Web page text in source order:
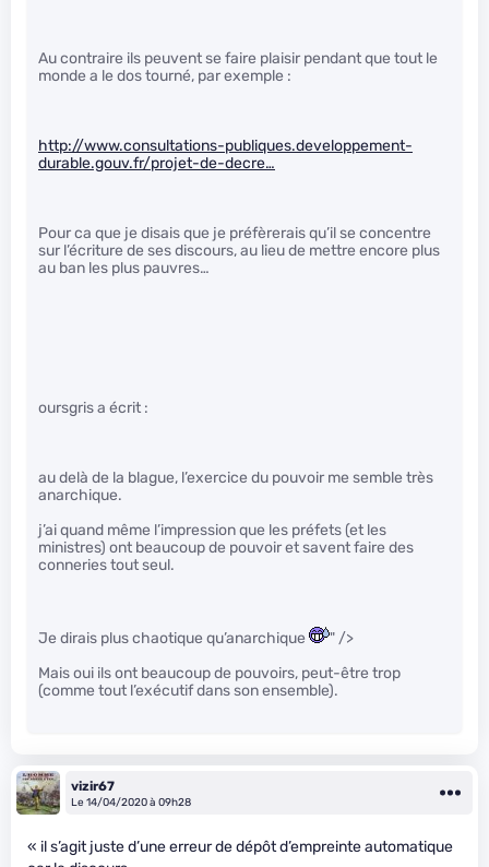
Au contraire ils peuvent se faire plaisir pendant que tout le
monde a le dos tourné, par exemple :
http://www.consultations-publiques.developpement-
durable.gouv.fr/projet-de-decre…
Pour ca que je disais que je préfèrerais qu’il se concentre
sur l’écriture de ses discours, au lieu de mettre encore plus
au ban les plus pauvres…
oursgris a écrit :
au delà de la blague, l’exercice du pouvoir me semble très
anarchique.
j’ai quand même l’impression que les préfets (et les
ministres) ont beaucoup de pouvoir et savent faire des
conneries tout seul.
Je dirais plus chaotique qu’anarchique
" />
Mais oui ils ont beaucoup de pouvoirs, peut-être trop
(comme tout l’exécutif dans son ensemble).
vizir67
Le 14/04/2020 à 09h28
« il s’agit juste d’une erreur de dépôt d’empreinte automatique